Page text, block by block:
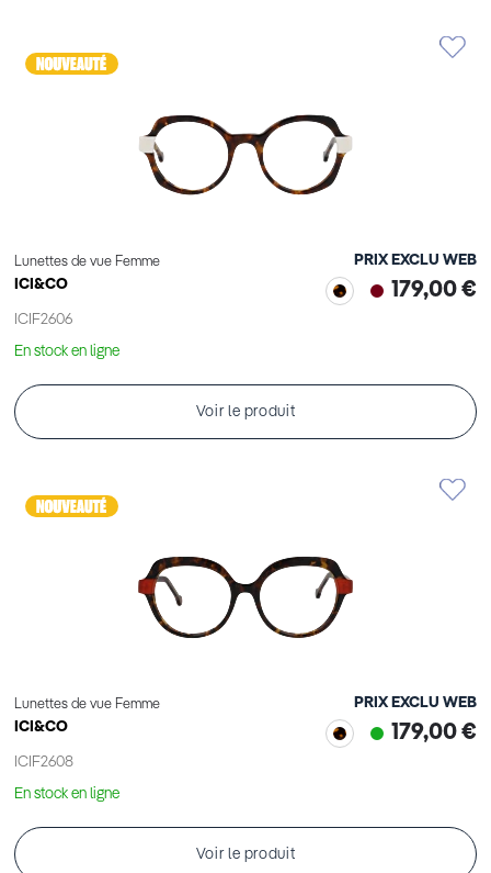
Lunettes de vue Femme
ICI&CO
ICIF2606
PRIX EXCLU WEB
179,00 €
En stock en ligne
Voir le produit
Lunettes de vue Femme
ICI&CO
ICIF2608
PRIX EXCLU WEB
179,00 €
En stock en ligne
Voir le produit